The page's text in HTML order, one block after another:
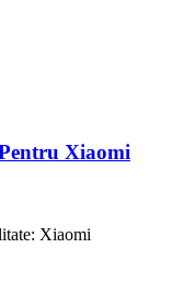
Xiaomi
Xiaomi